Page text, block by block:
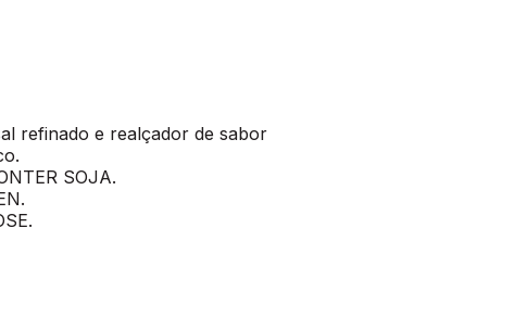
refinado e realçador de sabor
SOJA.